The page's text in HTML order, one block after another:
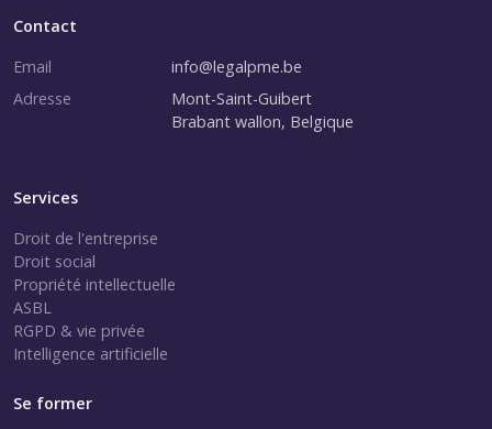
Contact
Email
info@legalpme.be
Adresse
Mont-Saint-Guibert
Brabant wallon, Belgique
Services
Droit de l'entreprise
Droit social
Propriété intellectuelle
ASBL
RGPD & vie privée
Intelligence artificielle
Se former